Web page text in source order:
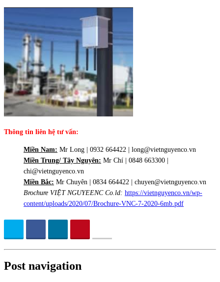
Thông tin liên hệ tư vấn:
Miền Nam: Mr Long | 0932 664422 | long@vietnguyenco.vn
Miền Trung/ Tây Nguyên: Mr Chí | 0848 663300 |
chi@vietnguyenco.vn
Miền Bắc: Mr Chuyên | 0834 664422 | chuyen@vietnguyenco.vn
Brochure VIỆT NGUYEENC Co.ld: https://vietnguyenco.vn/wp-
content/uploads/2020/07/Brochure-VNC-7-2020-6mb.pdf
Post navigation